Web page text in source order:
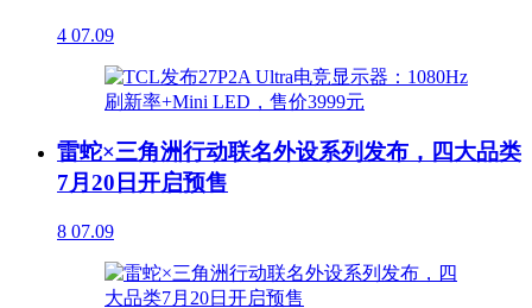
4 07.09
雷蛇×三角洲行动联名外设系列发布，四大品类
7月20日开启预售
8 07.09